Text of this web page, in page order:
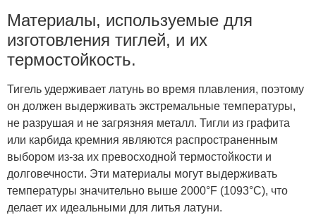
Материалы, используемые для
изготовления тиглей, и их
термостойкость.
Тигель удерживает латунь во время плавления, поэтому
он должен выдерживать экстремальные температуры,
не разрушая и не загрязняя металл. Тигли из графита
или карбида кремния являются распространенным
выбором из-за их превосходной термостойкости и
долговечности. Эти материалы могут выдерживать
температуры значительно выше 2000°F (1093°C), что
делает их идеальными для литья латуни.